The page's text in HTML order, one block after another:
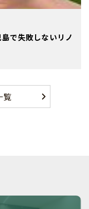
で失敗しないリノ
覧